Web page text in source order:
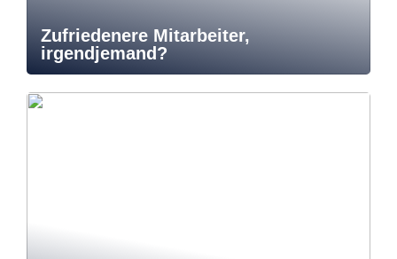
Zufriedenere Mitarbeiter,
irgendjemand?